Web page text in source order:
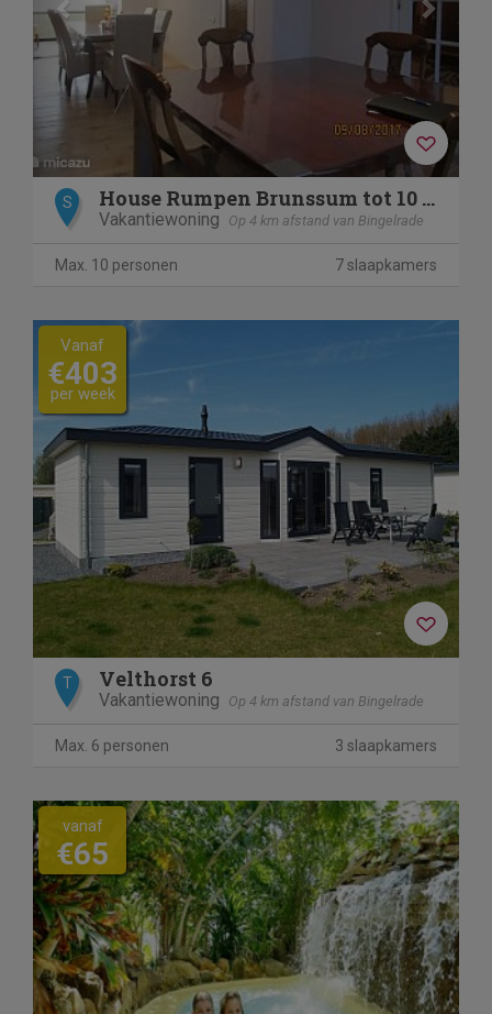
S House Rumpen Brunssum tot 10 pers.
Vakantiewoning Op 4 km afstand van Bingelrade
Max. 10 personen 7 slaapkamers
Vanaf
€403
per week
T Velthorst 6
Vakantiewoning Op 4 km afstand van Bingelrade
Max. 6 personen 3 slaapkamers
vanaf
€65